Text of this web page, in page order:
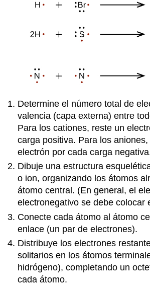
Determine el número total de
valencia (capa externa) entre
Para los cationes, reste un
carga positiva. Para los
electrón por cada carga
Dibuje una estructura
o ion, organizando los átomos
átomo central. (En general, el
electronegativo se debe colocar
Conecte cada átomo al átomo
enlace (un par de electrones).
Distribuye los electrones
solitarios en los átomos
hidrógeno), completando un
cada átomo.